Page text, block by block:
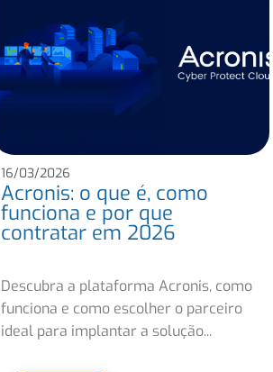
16/03/2026
Acronis: o que é, como
funciona e por que
contratar em 2026
Descubra a plataforma Acronis, como
funciona e como escolher o parceiro
ideal para implantar a solução...